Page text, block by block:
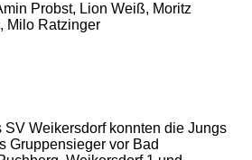
Probst, Lion Weiß, Moritz
Milo Ratzinger
SV Weikersdorf konnten die Jungs
Gruppensieger vor Bad